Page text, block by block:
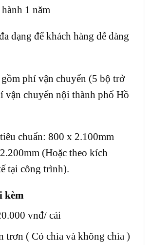
1 năm
dạng để khách hàng dễ dàng
phí vận chuyển (5 bộ trở
vận chuyển nội thành phố Hồ
chuẩn: 800 x 2.100mm
(Hoặc theo kích
tại công trình).
kèm
vnđ/ cái
trơn ( Có chìa và không chìa )